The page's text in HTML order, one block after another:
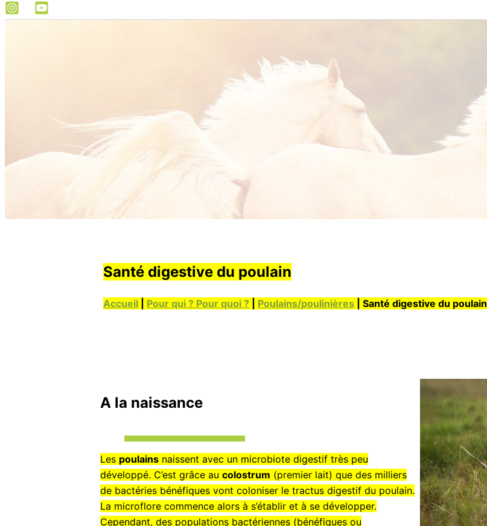
Santé digestive du poulain
Accueil Pour qui ? Pour quoi ? Poulains/poulinières | Santé digestive du poulain
A la naissance
Les poulains naissent avec un microbiote digestif très peu
développé. C’est grâce aucolostrum (premier lait) que des milliers
de bactéries bénéfiques vont coloniser le tractus digestif du poulain.
La microflore commence alors à s’établir et à se développer.
Cependant, des populations bactériennes (bénéfiques ou